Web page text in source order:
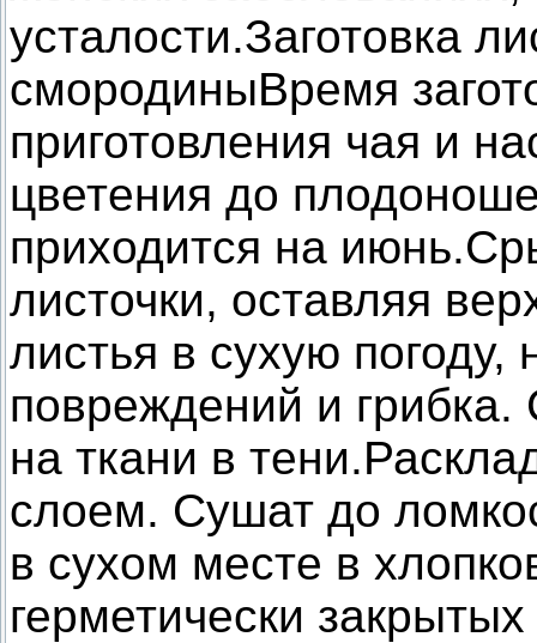
усталости.Заготовка
смородиныВремя
приготовления чая и
цветения до
приходится на июнь.
листочки, оставляя
листья в сухую погоду,
повреждений и
на ткани в
слоем. Сушат до
в сухом месте в
герметически